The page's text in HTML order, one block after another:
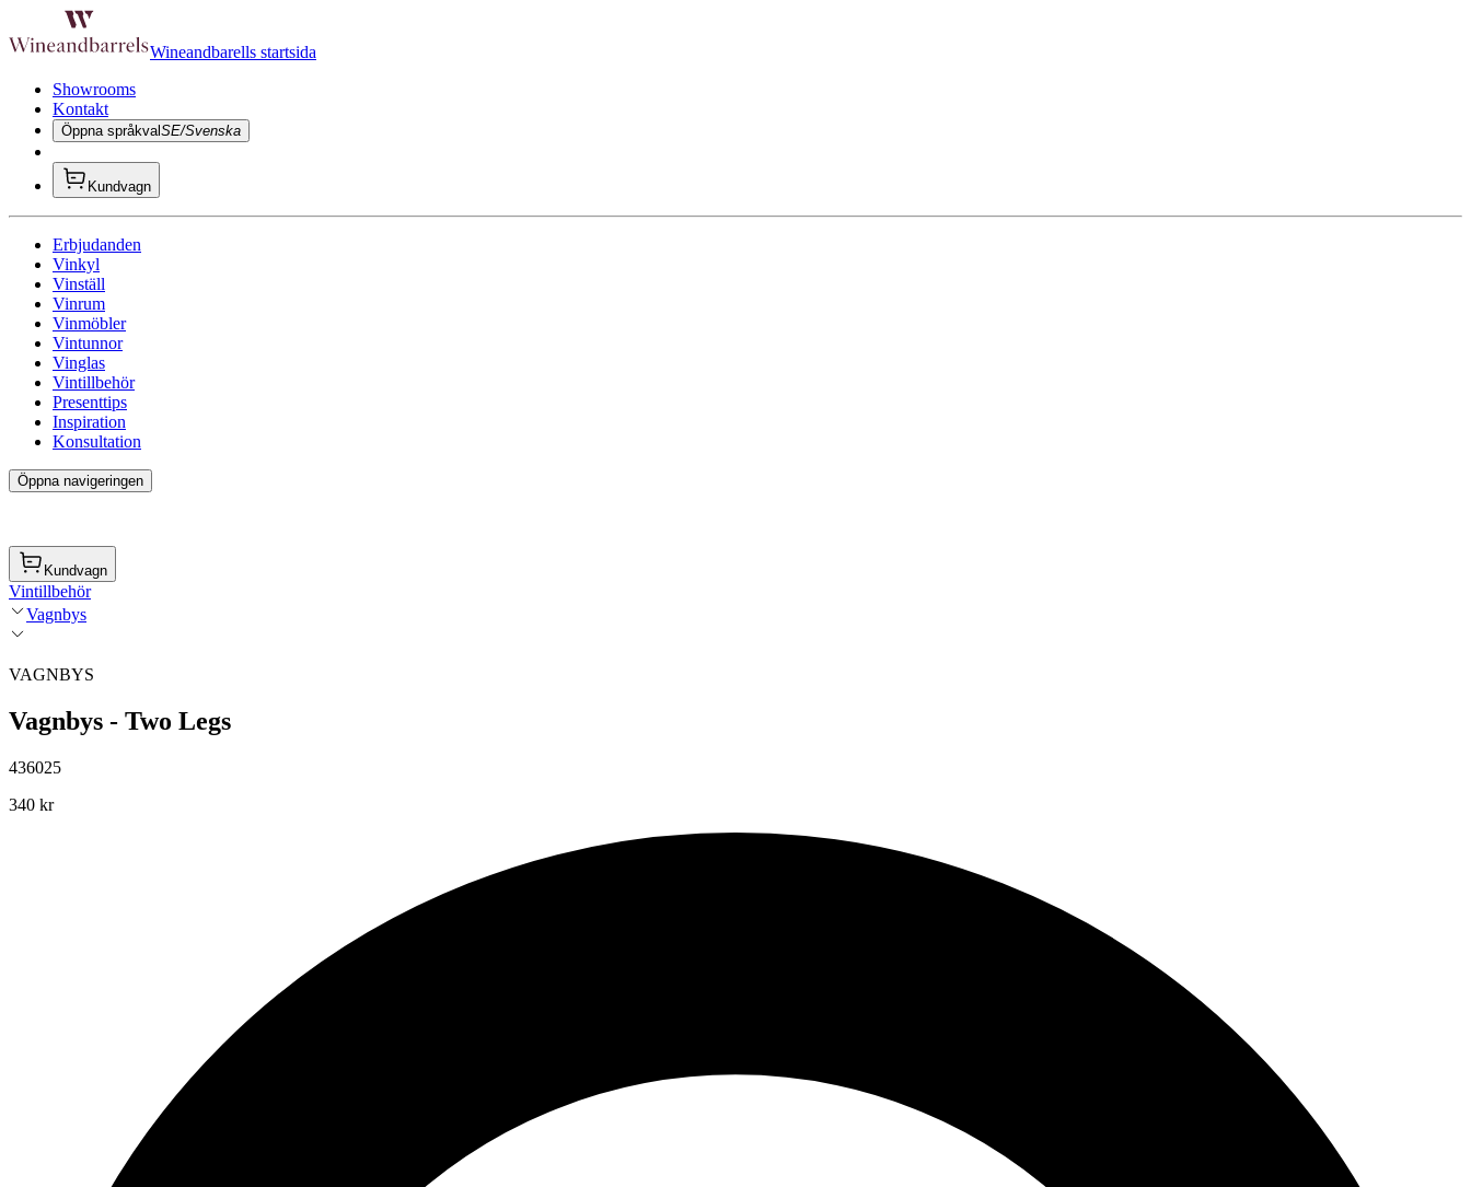
Wineandbarells startsida
Showrooms
Kontakt
Öppna språkvalSE/Svenska
Kundvagn
Erbjudanden
Vinkyl
Vinställ
Vinrum
Vinmöbler
Vintunnor
Vinglas
Vintillbehör
Presenttips
Inspiration
Konsultation
Öppna navigeringen
Kundvagn
Vintillbehör
Vagnbys
VAGNBYS
Vagnbys - Two Legs
436025
340 kr